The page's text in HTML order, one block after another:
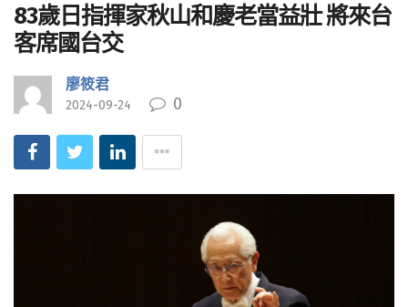
83歲日指揮家秋山和慶老當益壯 將來台
客席國台交
廖筱君
2024-09-24 0